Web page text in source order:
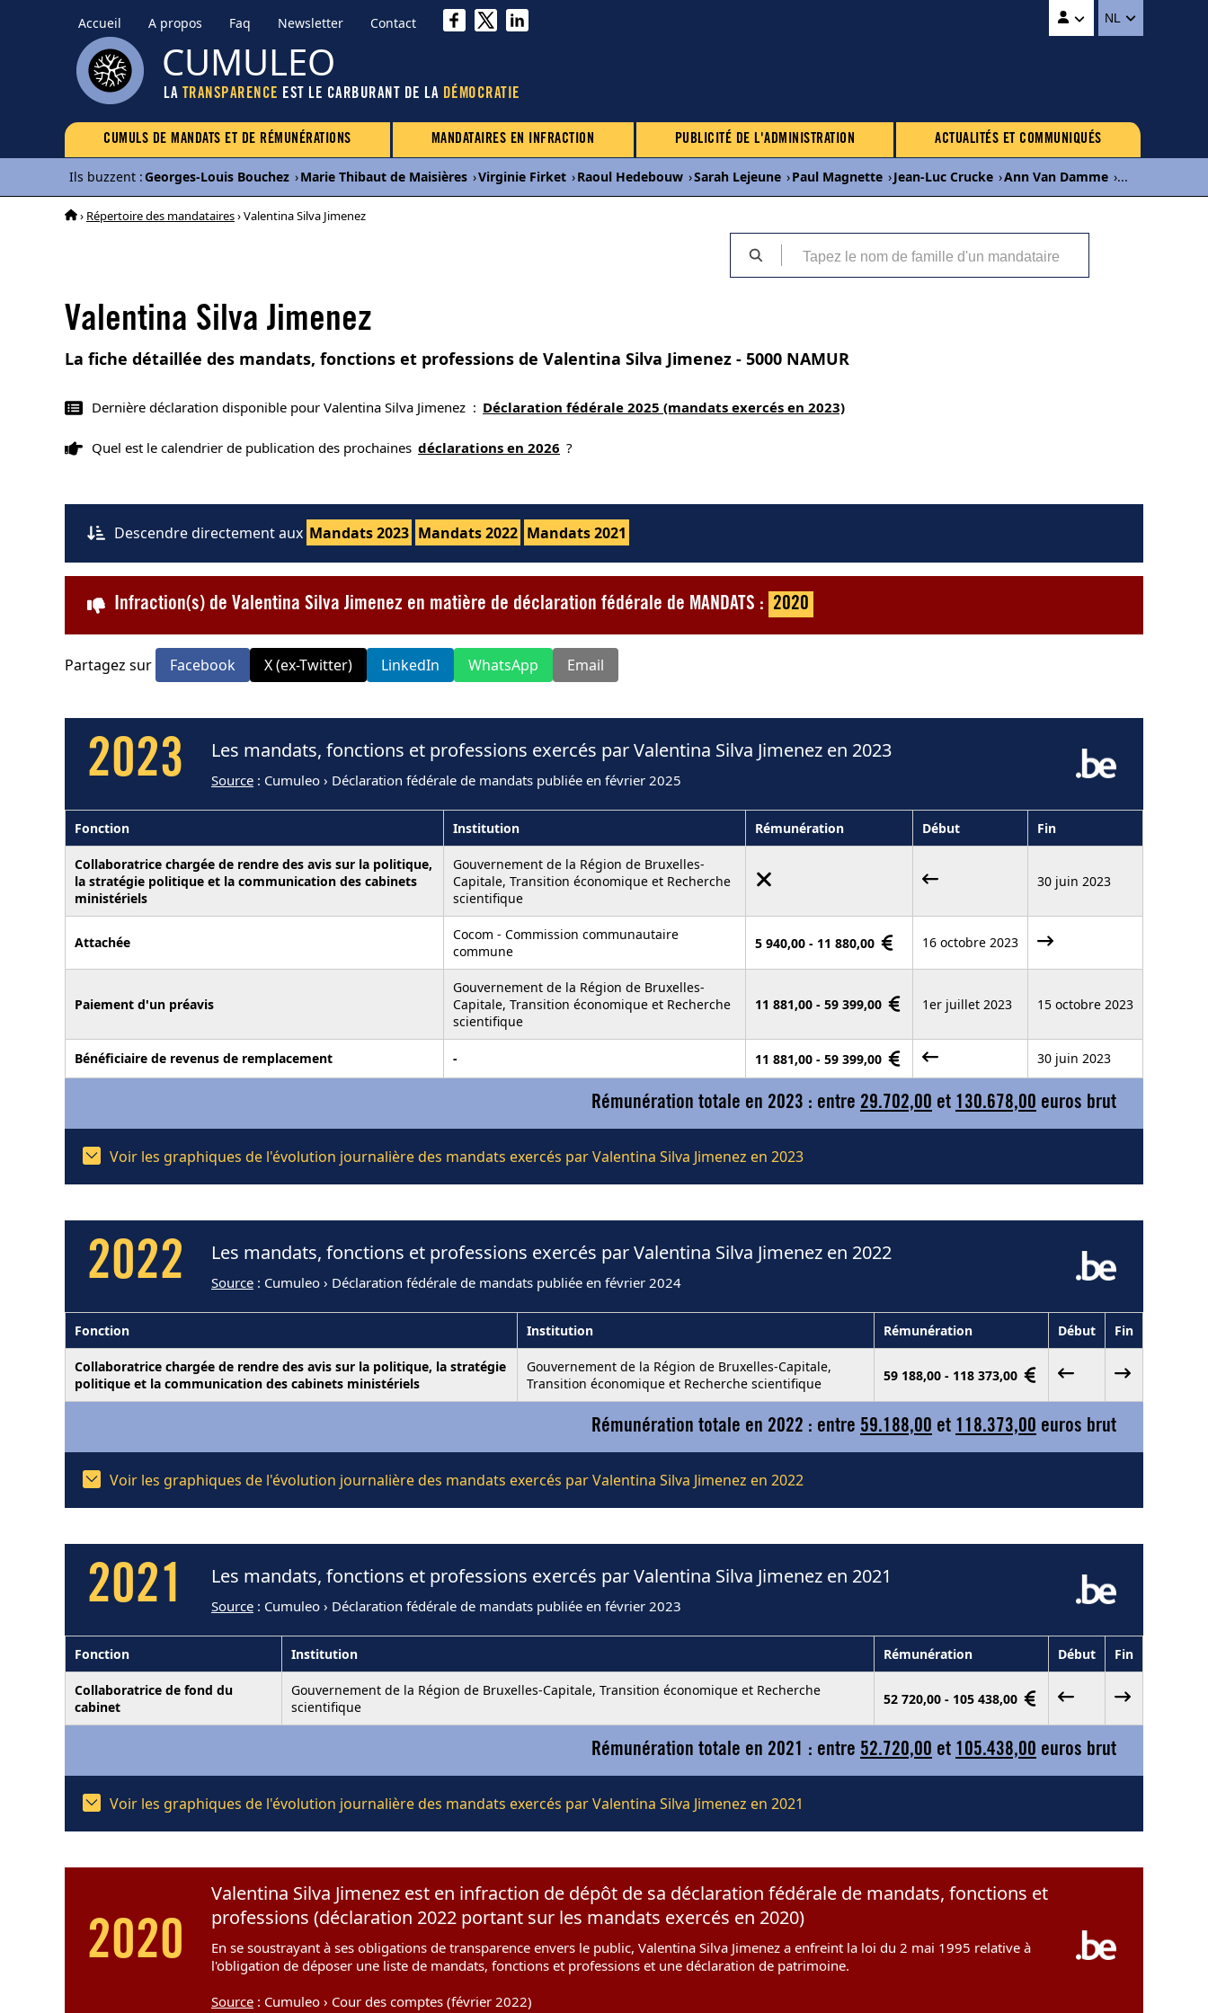
Accueil A propos Faq Newsletter Contact NL
CUMULEO
LA TRANSPARENCE EST LE CARBURANT DE LA DÉMOCRATIE
CUMULS DE MANDATS ET DE RÉMUNÉRATIONS MANDATAIRES EN INFRACTION PUBLICITÉ DE L'ADMINISTRATION ACTUALITÉS ET COMMUNIQUÉS
Ils buzzent :Georges-Louis Bouchez ›Marie Thibaut de Maisières ›Virginie Firket ›Raoul Hedebouw ›Sarah Lejeune ›Paul Magnette ›Jean-Luc Crucke ›Ann Van Damme ›...
› Répertoire des mandataires› Valentina Silva Jimenez
Valentina Silva Jimenez
La fiche détaillée des mandats, fonctions et professions de Valentina Silva Jimenez - 5000 NAMUR
Dernière déclaration disponible pour Valentina Silva Jimenez : Déclaration fédérale 2025 (mandats exercés en 2023)
Quel est le calendrier de publication des prochaines déclarations en 2026 ?
Descendre directement aux Mandats 2023 Mandats 2022 Mandats 2021
Infraction(s) de Valentina Silva Jimenez en matière de déclaration fédérale de MANDATS : 2020
Partagez sur Facebook X (ex-Twitter) LinkedIn WhatsApp Email
2023 Les mandats, fonctions et professions exercés par Valentina Silva Jimenez en 2023
Source : Cumuleo › Déclaration fédérale de mandats publiée en février 2025
Fonction Institution Rémunération Début Fin
Collaboratrice chargée de rendre des avis sur la politique,
la stratégie politique et la communication des cabinets
ministériels
Gouvernement de la Région de Bruxelles-
Capitale, Transition économique et Recherche
scientifique
30 juin 2023
Attachée
Cocom - Commission communautaire
commune
5 940,00 - 11 880,00 16 octobre 2023
Paiement d'un préavis
Gouvernement de la Région de Bruxelles-
Capitale, Transition économique et Recherche
scientifique
11 881,00 - 59 399,00 1er juillet 2023 15 octobre 2023
Bénéficiaire de revenus de remplacement - 11 881,00 - 59 399,00 30 juin 2023
Rémunération totale en 2023 : entre 29.702,00 et 130.678,00 euros brut
Voir les graphiques de l'évolution journalière des mandats exercés par Valentina Silva Jimenez en 2023
2022 Les mandats, fonctions et professions exercés par Valentina Silva Jimenez en 2022
Source : Cumuleo › Déclaration fédérale de mandats publiée en février 2024
Fonction Institution Rémunération Début Fin
Collaboratrice chargée de rendre des avis sur la politique, la stratégie
politique et la communication des cabinets ministériels
Gouvernement de la Région de Bruxelles-Capitale,
Transition économique et Recherche scientifique
59 188,00 - 118 373,00
Rémunération totale en 2022 : entre 59.188,00 et 118.373,00 euros brut
Voir les graphiques de l'évolution journalière des mandats exercés par Valentina Silva Jimenez en 2022
2021 Les mandats, fonctions et professions exercés par Valentina Silva Jimenez en 2021
Source : Cumuleo › Déclaration fédérale de mandats publiée en février 2023
Fonction Institution Rémunération Début Fin
Collaboratrice de fond du
cabinet
Gouvernement de la Région de Bruxelles-Capitale, Transition économique et Recherche
scientifique
52 720,00 - 105 438,00
Rémunération totale en 2021 : entre 52.720,00 et 105.438,00 euros brut
Voir les graphiques de l'évolution journalière des mandats exercés par Valentina Silva Jimenez en 2021
2020
Valentina Silva Jimenez est en infraction de dépôt de sa déclaration fédérale de mandats, fonctions et
professions (déclaration 2022 portant sur les mandats exercés en 2020)
En se soustrayant à ses obligations de transparence envers le public, Valentina Silva Jimenez a enfreint la loi du 2 mai 1995 relative à
l'obligation de déposer une liste de mandats, fonctions et professions et une déclaration de patrimoine.
Source : Cumuleo › Cour des comptes (février 2022)